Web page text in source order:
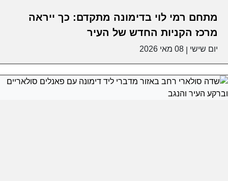
מתחם רמי לוי בדימונה מתקדם: כך ייראה
מרכז הקניות החדש של העיר
יום שישי 08 מאי 2026